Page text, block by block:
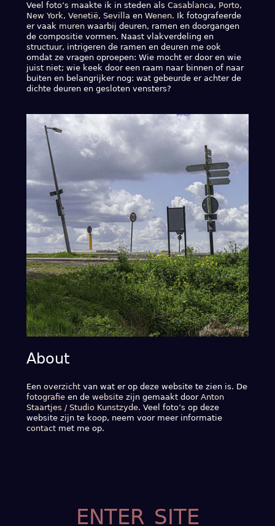
Veel foto’s maakte ik in steden als Casablanca, Porto,
New York, Venetië, Sevilla en Wenen. Ik fotografeerde
er vaak murenwaarbij deuren, ramen en doorgangen
de compositie vormen. Naast vlakverdeling en
structuur, intrigeren de ramen en deuren me ook
omdat ze vragen oproepen: Wie mocht er door en wie
juist niet; wie keek door een raam naar binnen of naar
buiten en belangrijker nog: wat gebeurde er achter de
dichte deuren en gesloten vensters?
About
Een overzichtvan wat er op deze website te zien is. De
fotografieen de websitezijn gemaakt door Anton
Staartjes / Studio Kunstzyde. Veel foto’s op deze
website zijn te koop, neem voor meer informatie
contactmet me op.
enter site